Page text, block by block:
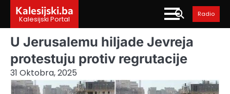
content
Kalesijski.ba
Kalesijski Portal
Radio
U Jerusalemu hiljade Jevreja
protestuju protiv regrutacije
31 Oktobra, 2025